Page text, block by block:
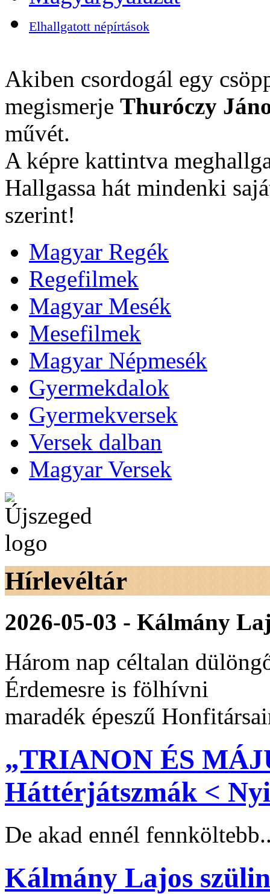
Elhallgatott népírtások
Akiben csordogál egy
megismerje Thuróczy
művét.
A képre kattintva
Hallgassa hát mindenki
szerint!
Magyar Regék
Regefilmek
Magyar Mesék
Mesefilmek
Magyar Népmesék
Gyermekdalok
Gyermekversek
Versek dalban
Magyar Versek
Hírlevéltár
2026-05-03 - Kálmány
Három nap céltalan
Érdemesre is fölhívni
maradék épeszű
„TRIANON ÉS
Háttérjátszmák <
De akad ennél
Kálmány Lajos